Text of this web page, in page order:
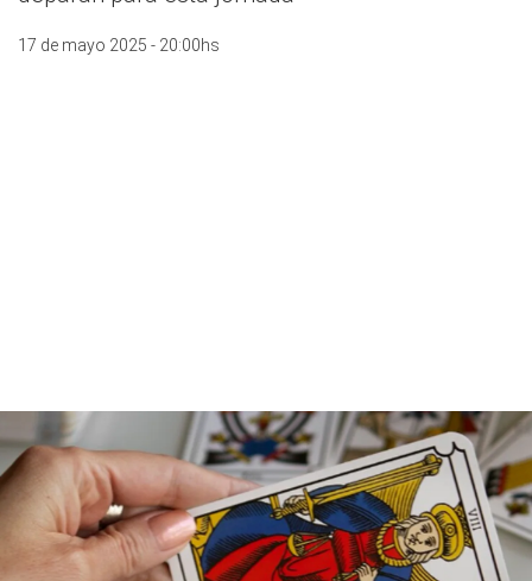
17 de mayo 2025 - 20:00hs